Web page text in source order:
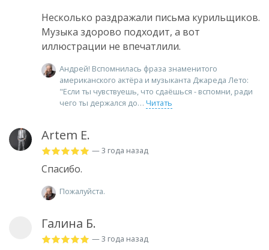
Несколько раздражали письма курильщиков.
Музыка здорово подходит, а вот
иллюстрации не впечатлили.
Андрей! Вспомнилась фраза знаменитого
американского актёра и музыканта Джареда Лето:
"Если ты чувствуешь, что сдаёшься - вспомни, ради
чего ты держался до
Читать
Artem E.
— 3 года назад
Спасибо.
Пожалуйста.
Галина Б.
— 3 года назад